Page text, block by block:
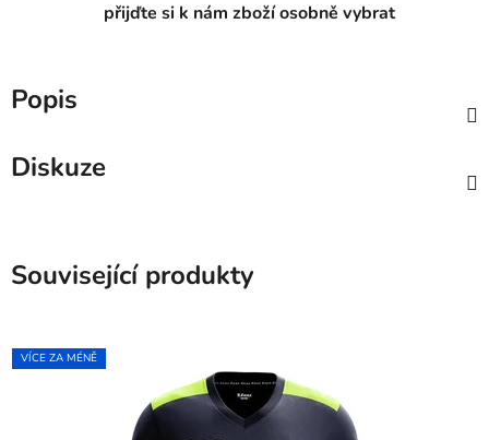
přijďte si k nám zboží osobně vybrat
Popis
Diskuze
Související produkty
VÍCE ZA MÉNĚ